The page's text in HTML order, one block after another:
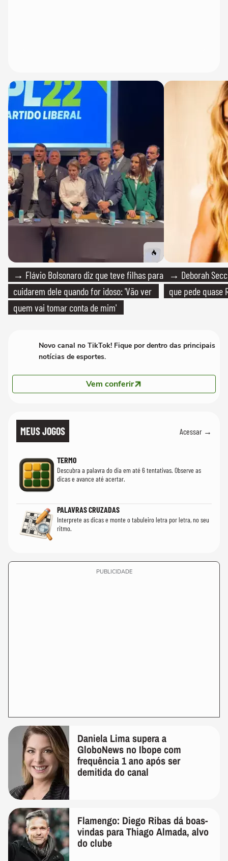
→ Flávio Bolsonaro diz que teve filhas para
cuidarem dele quando for idoso: 'Vão ver
quem vai tomar conta de mim'
→ Deborah
que pede quase
Novo canal no TikTok! Fique por dentro das principais
notícias de esportes.
Vem conferir
MEUS JOGOS Acessar →
TERMO
Descubra a palavra do dia em até 6 tentativas. Observe as
dicas e avance até acertar.
PALAVRAS CRUZADAS
Interprete as dicas e monte o tabuleiro letra por letra, no seu
ritmo.
PUBLICIDADE
Daniela Lima supera a
GloboNews no Ibope com
frequência 1 ano após ser
demitida do canal
Flamengo: Diego Ribas dá boas-
vindas para Thiago Almada, alvo
do clube